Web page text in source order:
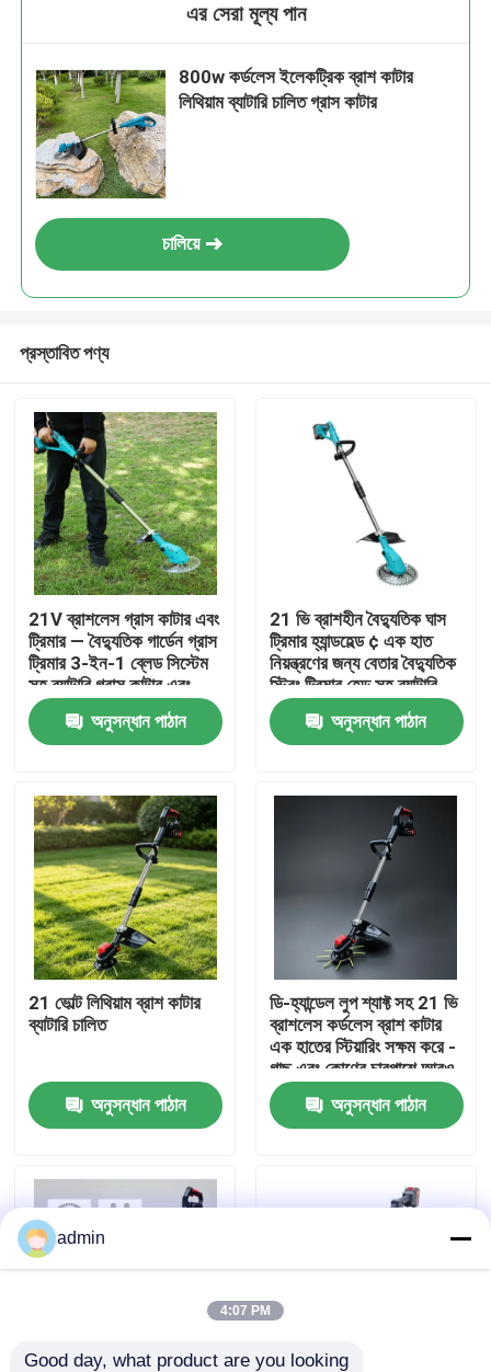
বাড়ি
পণ্য
ভিডিও
আমাদের সম্বন্ধে
কারখানার প্রদর্শন
আমাদের সাথে যোগাযোগ
পেট্রল চেইনসো
বৈদ্যুতিক চেইনসো
এর সেরা মূল্য পান
800w কর্ডলেস ইলেকট্রিক ব্রাশ কাটার
লিথিয়াম ব্যাটারি চালিত গ্রাস কাটার
চালিয়ে
প্রস্তাবিত পণ্য
21V ব্রাশলেস গ্রাস কাটার এবং
ট্রিমার — বৈদ্যুতিক গার্ডেন গ্রাস
ট্রিমার 3-ইন-1 ব্লেড সিস্টেম
সহ ব্যাটারি গ্রাস কাটার এবং
ট্রিমার
অনুসন্ধান পাঠান
21 ভি ব্রাশহীন বৈদ্যুতিক ঘাস
ট্রিমার হ্যান্ডহেল্ড ¢ এক হাত
নিয়ন্ত্রণের জন্য বেতার বৈদ্যুতিক
স্ট্রিং ট্রিমার হেড সহ ব্যাটারি
চালিত আগাছা খাওয়ার
অনুসন্ধান পাঠান
21 ভোল্ট লিথিয়াম ব্রাশ কাটার
ব্যাটারি চালিত
অনুসন্ধান পাঠান
ডি-হ্যান্ডেল লুপ শ্যাফ্ট সহ 21 ভি
ব্রাশলেস কর্ডলেস ব্রাশ কাটার
এক হাতের স্টিয়ারিং সক্ষম করে -
গাছ এবং কোণের চারপাশে আরও
সহজ চালনা।
অনুসন্ধান পাঠান
admin
4:07 PM
Good day, what product are you looking